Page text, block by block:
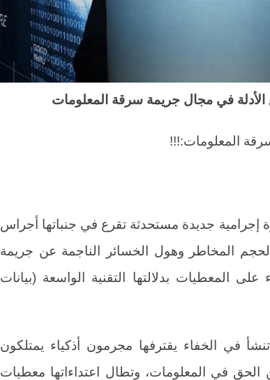
في مجال جريمة سرقة المعلومات
المعلومات:!!!
إجرامية جديدة مستحدثة تقرع في جنباتها أجراس
المخاطر وهول الخسائر الناجمة عن جريمة
المعطيات بدلالتها التقنية الواسعة (بيانات
في الخفاء يقترفها مجرمون أذكياء يمتلكون
الحق في المعلومات، وتطال اعتداءاتها معطيات